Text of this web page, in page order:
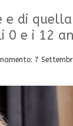
di
e i 12
7